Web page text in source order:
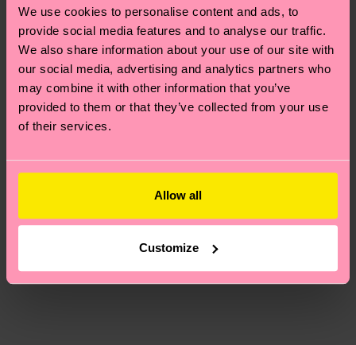
We use cookies to personalise content and ads, to
provide social media features and to analyse our traffic.
We also share information about your use of our site with
our social media, advertising and analytics partners who
may combine it with other information that you’ve
provided to them or that they’ve collected from your use
of their services.
Allow all
Customize
deinem Land abhängt.
Du hast Fragen zu einer Retoure? In unserem
Hilfebereich im ArtikelRetourenfindest du die
am häufigsten gestellten Fragen.
Neuheit